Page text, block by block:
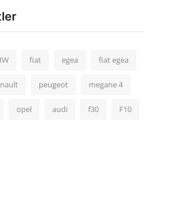
fiat egea fiat egea
peugeot megane 4
opel audi f30 F10